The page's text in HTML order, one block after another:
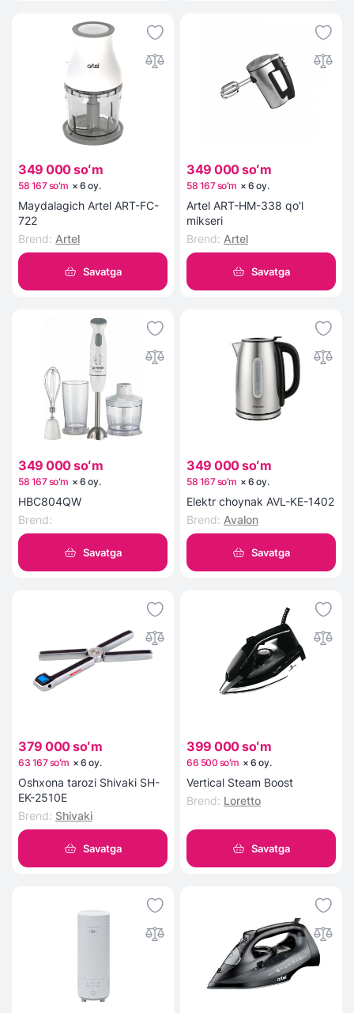
349 000 soʻm
58 167 soʻm ×6 oy.
Maydalagich Artel ART-FC-
722
Brend: Artel
Savatga
349 000 soʻm
58 167 soʻm ×6 oy.
Artel ART-НМ-338 qo'l
mikseri
Brend: Artel
Savatga
349 000 soʻm
58 167 soʻm ×6 oy.
HBC804QW
Brend:
Savatga
349 000 soʻm
58 167 soʻm ×6 oy.
Elektr choynak AVL-KE-1402
Brend: Avalon
Savatga
379 000 soʻm
63 167 soʻm ×6 oy.
Oshxona tarozi Shivaki SH-
EK-2510E
Brend: Shivaki
Savatga
399 000 soʻm
66 500 soʻm ×6 oy.
Vertical Steam Boost
Brend: Loretto
Savatga